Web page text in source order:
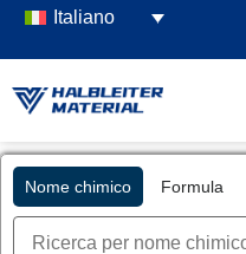
Italiano
Nome chimico Formula